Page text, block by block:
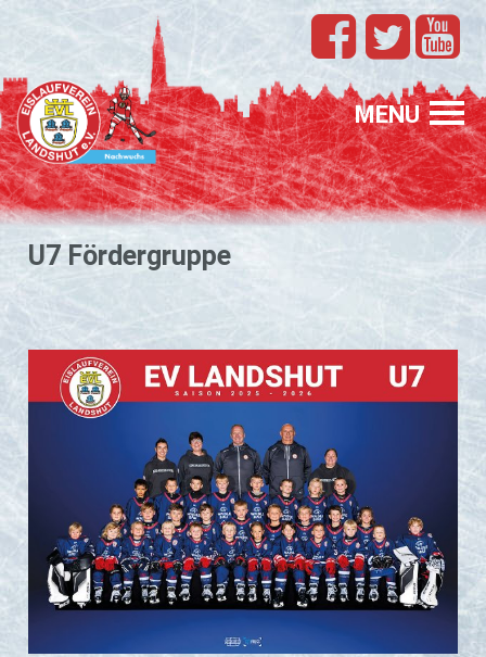
MENU
TEAMS
EVL
SPONSORING
FÖRDERUNG
GASTELTERN
GESUCHT
U7 För­der­grup­pe